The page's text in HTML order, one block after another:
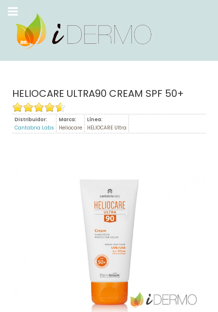
HELIOCARE ULTRA90 CREAM SPF 50+
Distribuidor:
Cantabria Labs
Marca:
Heliocare
Línea:
HELIOCARE Ultra